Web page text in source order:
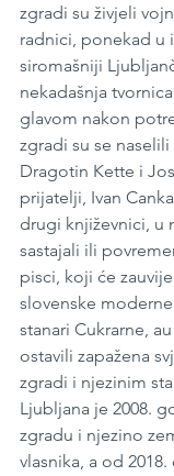
zgradi su živjeli
radnici, ponekad u
siromašniji
nekadašnja
glavom nakon
zgradi su se
Dragotin Kette i
prijatelji, Ivan
drugi književnici, u
sastajali ili
pisci, koji će
slovenske
stanari Cukrarne,
ostavili zapažena
zgradi i njezinim
Ljubljana je 2008.
zgradu i njezino
vlasnika, a od